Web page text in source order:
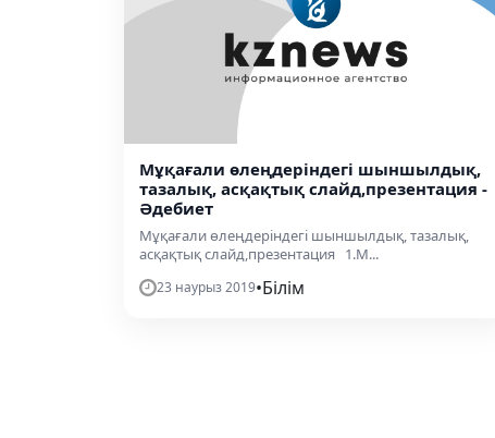
Мұқағали өлеңдеріндегі шыншылдық,
тазалық, асқақтық слайд,презентация -
Әдебиет
Мұқағали өлеңдеріндегі шыншылдық, тазалық,
асқақтық слайд,презентация 1.М...
23 наурыз 2019•Білім